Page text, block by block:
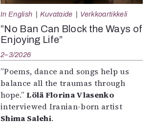
In English Kuvataide Verkkoartikkeli
”No Ban Can Block the Ways of
Enjoying Life”
2–3/2026
”Poems, dance and songs help us
balance all the traumas through
hope.”Lölä Florina Vlasenko
interviewed Iranian-born artist
Shima Salehi.